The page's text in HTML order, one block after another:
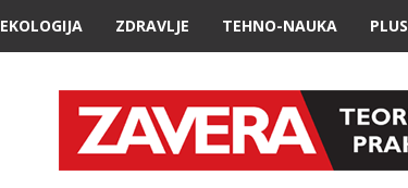
EKOLOGIJA ZDRAVLJE TEHNO-NAUKA PLUS